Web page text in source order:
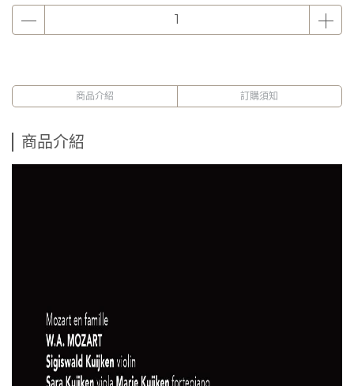
商品介紹 訂購須知
商品介紹